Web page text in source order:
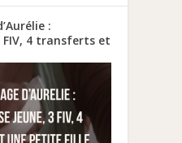
:
4 transferts et